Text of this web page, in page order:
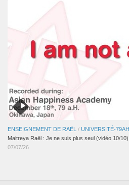
ENSEIGNEMENT DE RAËL / UNIVERSITÉ-79AH
Maitreya Raël : Je ne suis plus seul (vidéo 10/10)
07/07/26